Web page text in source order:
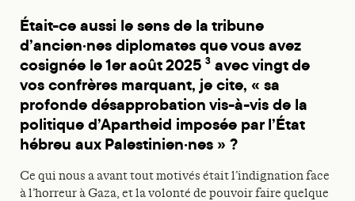
Était-ce aussi le sens de la tribune
d’ancien·nes diplomates que vous avez
cosignée le 1er août 2025 3 avec vingt de
vos confrères marquant, je cite, « sa
profonde désapprobation vis-à-vis de la
politique d’Apartheid imposée par l’État
hébreu aux Palestinien·nes » ?
Ce qui nous a avant tout motivés était l’indignation face
à l’horreur à Gaza, et la volonté de pouvoir faire quelque